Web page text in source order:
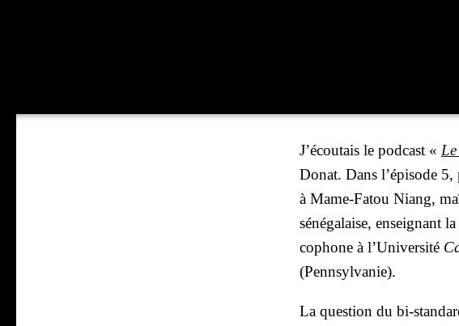
J’é­cou­tais le pod­cast «
Donat. Dans l’é­pi­sode
à Mame-Fatou Niang,
séné­ga­laise, ensei­gnant
co­phone à l’U­ni­ver­si­té
(Penn­syl­va­nie).
La ques­tion du bi-